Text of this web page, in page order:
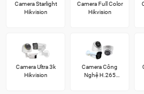
Camera Starlight
Hikvision
Camera Full Color
Hikvision
Camera Ultra 3k
Hikvision
Camera Công
Nghệ H.265